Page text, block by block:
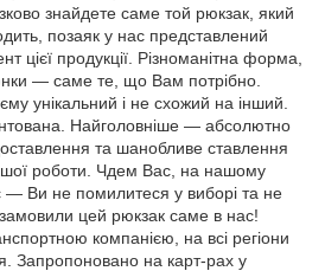
знайдете саме той рюкзак, який
позаяк у нас представлений
цієї продукції. Різноманітна форма,
— саме те, що Вам потрібно.
унікальний і не схожий на інший.
Найголовніше — абсолютно
та шанобливе ставлення
роботи. Чдем Вас, на нашому
— Ви не помилитеся у виборі та не
цей рюкзак саме в нас!
компанією, на всі регіони
Запропоновано на карт-рах у